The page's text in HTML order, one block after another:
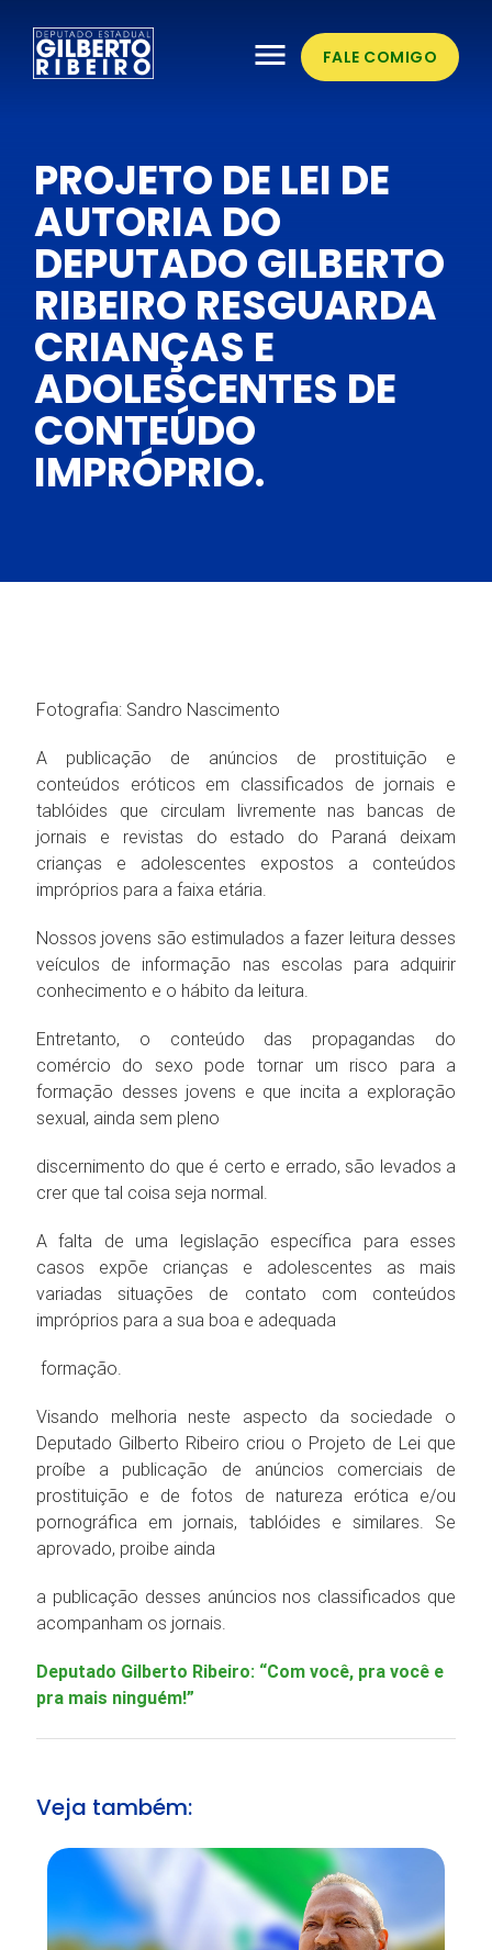
FALE COMIGO
menu
PROJETO DE LEI DE
AUTORIA DO
DEPUTADO GILBERTO
RIBEIRO RESGUARDA
CRIANÇAS E
ADOLESCENTES DE
CONTEÚDO
IMPRÓPRIO.
Fotografia: Sandro Nascimento
A publicação de anúncios de prostituição e
conteúdos eróticos em classificados de jornais e
tablóides que circulam livremente nas bancas de
jornais e revistas do estado do Paraná deixam
crianças e adolescentes expostos a conteúdos
impróprios para a faixa etária.
Nossos jovens são estimulados a fazer leitura desses
veículos de informação nas escolas para adquirir
conhecimento e o hábito da leitura.
Entretanto, o conteúdo das propagandas do
comércio do sexo pode tornar um risco para a
formação desses jovens e que incita a exploração
sexual, ainda sem pleno
discernimento do que é certo e errado, são levados a
crer que tal coisa seja normal.
A falta de uma legislação específica para esses
casos expõe crianças e adolescentes as mais
variadas situações de contato com conteúdos
impróprios para a sua boa e adequada
formação.
Visando melhoria neste aspecto da sociedade o
Deputado Gilberto Ribeiro criou o Projeto de Lei que
proíbe a publicação de anúncios comerciais de
prostituição e de fotos de natureza erótica e/ou
pornográfica em jornais, tablóides e similares. Se
aprovado, proibe ainda
a publicação desses anúncios nos classificados que
acompanham os jornais.
Deputado Gilberto Ribeiro: “Com você, pra você e
pra mais ninguém!”
Veja também: